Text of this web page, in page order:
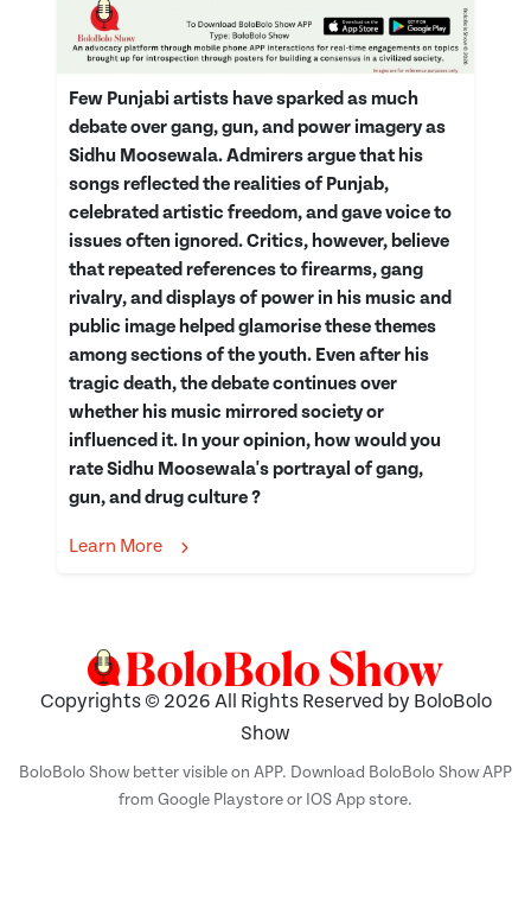
Few Punjabi artists have sparked as much
debate over gang, gun, and power imagery as
Sidhu Moosewala. Admirers argue that his
songs reflected the realities of Punjab,
celebrated artistic freedom, and gave voice to
issues often ignored. Critics, however, believe
that repeated references to firearms, gang
rivalry, and displays of power in his music and
public image helped glamorise these themes
among sections of the youth. Even after his
tragic death, the debate continues over
whether his music mirrored society or
influenced it. In your opinion, how would you
rate Sidhu Moosewala's portrayal of gang,
gun, and drug culture ?
Learn More
Copyrights © 2026 All Rights Reserved by BoloBolo
Show
BoloBolo Show better visible on APP. Download BoloBolo Show APP
from Google Playstore or IOS App store.